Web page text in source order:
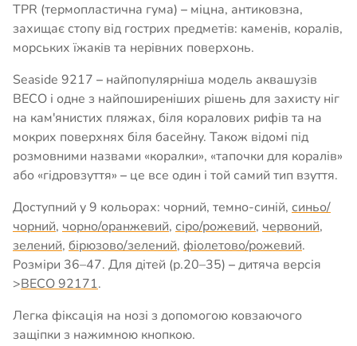
TPR (термопластична гума) – міцна, антиковзна,
захищає стопу від гострих предметів: каменів, коралів,
морських їжаків та нерівних поверхонь.
Seaside 9217 – найпопулярніша модель аквашузів
BECO і одне з найпоширеніших рішень для захисту ніг
на кам'янистих пляжах, біля коралових рифів та на
мокрих поверхнях біля басейну. Також відомі під
розмовними назвами «коралки», «тапочки для коралів»
або «гідровзуття» – це все один і той самий тип взуття.
Доступний у 9 кольорах: чорний, темно-синій, синьо/
чорний, чорно/оранжевий, сіро/рожевий, червоний,
зелений, бірюзово/зелений, фіолетово/рожевий.
Розміри 36–47. Для дітей (р.20–35) –дитяча версія
>BECO 92171.
Легка фіксація на нозі з допомогою ковзаючого
защіпки з нажимною кнопкою.